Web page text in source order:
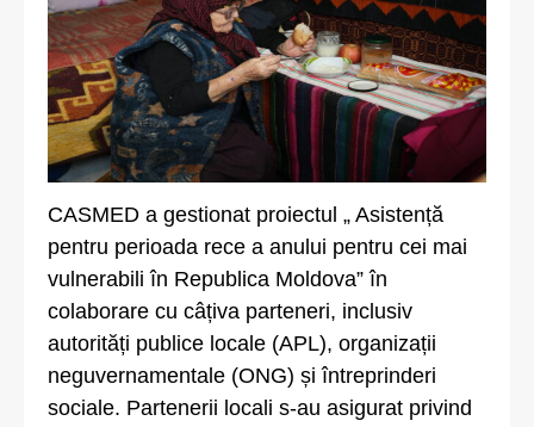
CASMED a gestionat proiectul „ Asistență
pentru perioada rece a anului pentru cei mai
vulnerabili în Republica Moldova” în
colaborare cu câțiva parteneri, inclusiv
autorități publice locale (APL), organizații
neguvernamentale (ONG) și întreprinderi
sociale. Partenerii locali s-au asigurat privind